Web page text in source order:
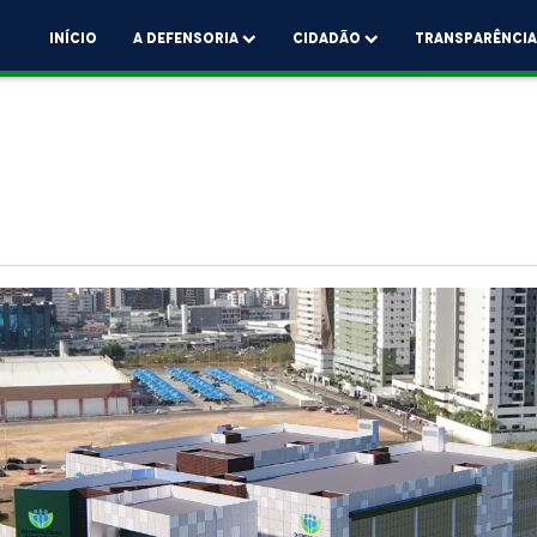
Início A Defensoria Cidadão Transparência